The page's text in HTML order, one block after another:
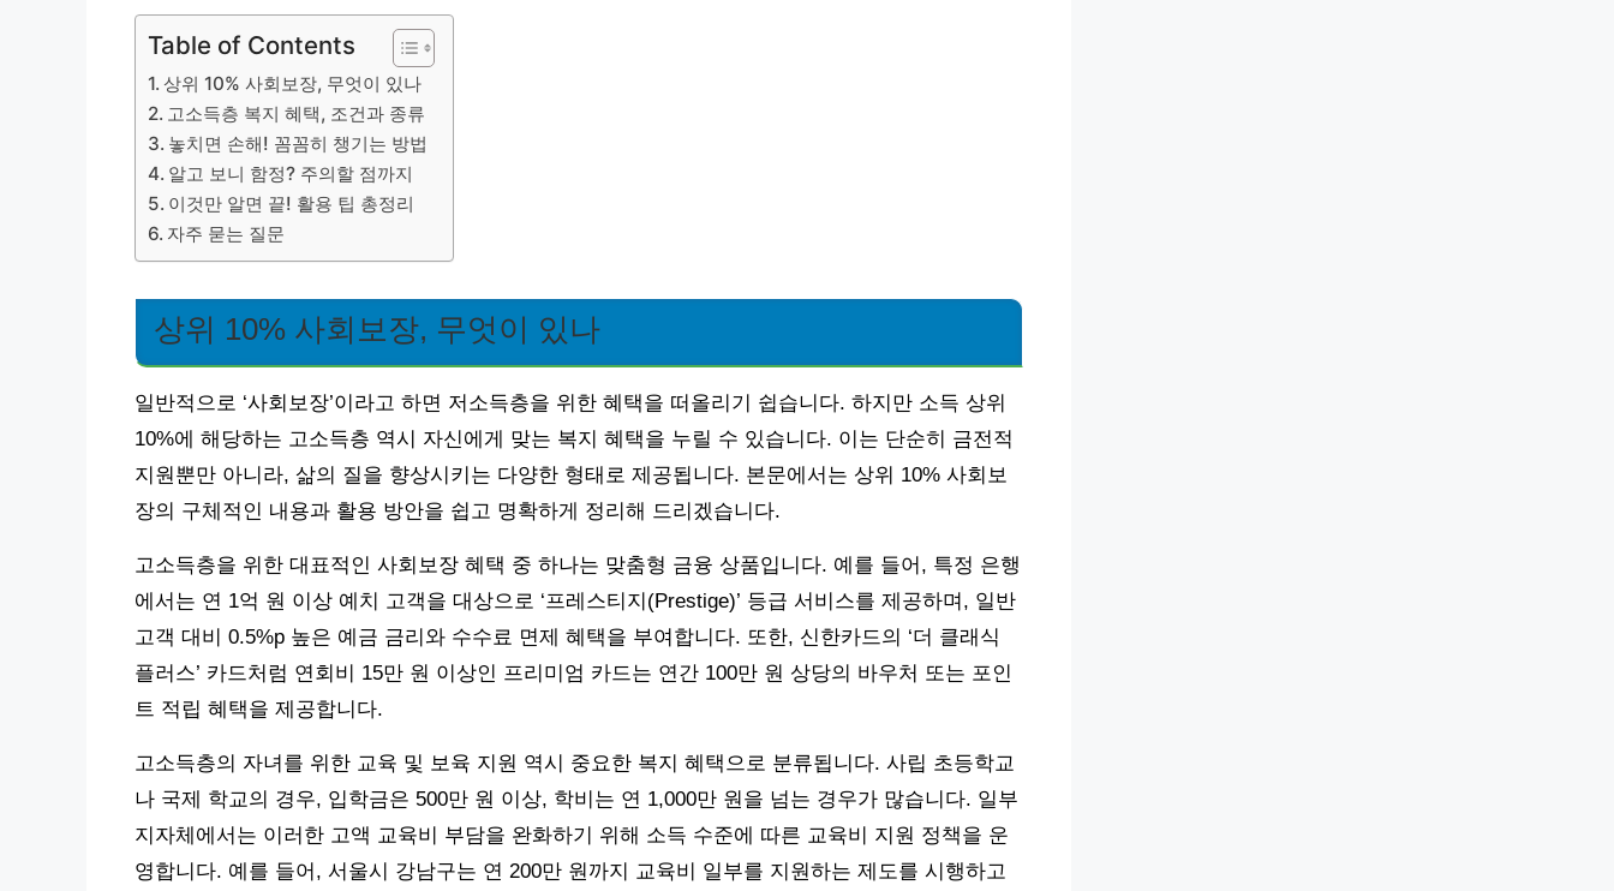
Table of Contents
상위 10% 사회보장, 무엇이 있나
고소득층 복지 혜택, 조건과 종류
놓치면 손해! 꼼꼼히 챙기는 방법
알고 보니 함정? 주의할 점까지
이것만 알면 끝! 활용 팁 총정리
자주 묻는 질문
상위 10% 사회보장, 무엇이 있나
일반적으로 ‘사회보장’이라고 하면 저소득층을 위한 혜택을 떠올리기 쉽습니다. 하지만 소득 상위
10%에 해당하는 고소득층 역시 자신에게 맞는 복지 혜택을 누릴 수 있습니다. 이는 단순히 금전적
지원뿐만 아니라, 삶의 질을 향상시키는 다양한 형태로 제공됩니다. 본문에서는 상위 10% 사회보
장의 구체적인 내용과 활용 방안을 쉽고 명확하게 정리해 드리겠습니다.
고소득층을 위한 대표적인 사회보장 혜택 중 하나는 맞춤형 금융 상품입니다. 예를 들어, 특정 은행
에서는 연 1억 원 이상 예치 고객을 대상으로 ‘프레스티지(Prestige)’ 등급 서비스를 제공하며, 일반
고객 대비 0.5%p 높은 예금 금리와 수수료 면제 혜택을 부여합니다. 또한, 신한카드의 ‘더 클래식
플러스’ 카드처럼 연회비 15만 원 이상인 프리미엄 카드는 연간 100만 원 상당의 바우처 또는 포인
트 적립 혜택을 제공합니다.
고소득층의 자녀를 위한 교육 및 보육 지원 역시 중요한 복지 혜택으로 분류됩니다. 사립 초등학교
나 국제 학교의 경우, 입학금은 500만 원 이상, 학비는 연 1,000만 원을 넘는 경우가 많습니다. 일부
지자체에서는 이러한 고액 교육비 부담을 완화하기 위해 소득 수준에 따른 교육비 지원 정책을 운
영합니다. 예를 들어, 서울시 강남구는 연 200만 원까지 교육비 일부를 지원하는 제도를 시행하고